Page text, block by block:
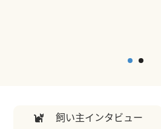
飼い主インタビュー